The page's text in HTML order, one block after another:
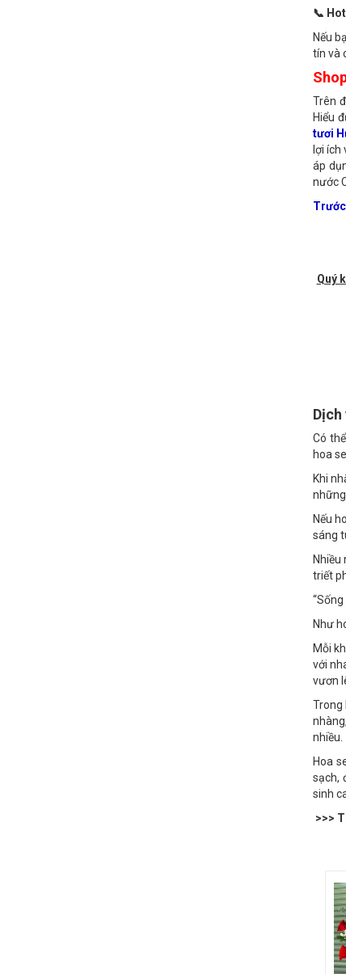
🔥
📞
Nếu
tín và
Trên
Hiểu
tươi
lợi
nước
Dịch
Có
hoa
Khi
Nếu
sáng
triết
Như
Mỗi
với
vươn
nhiều.
Hoa
sinh